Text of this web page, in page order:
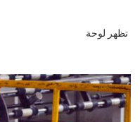
تظهر لوحة